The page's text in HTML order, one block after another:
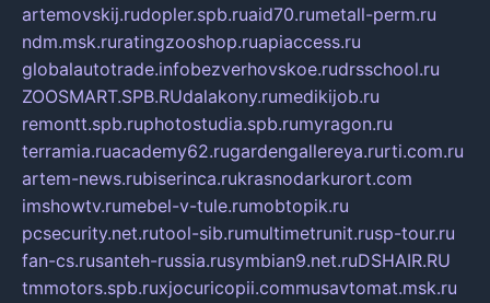
artemovskij.rudopler.spb.ruaid70.rumetall-perm.ru
ndm.msk.ruratingzooshop.ruapiaccess.ru
globalautotrade.infobezverhovskoe.rudrsschool.ru
ZOOSMART.SPB.RUdalakony.rumedikijob.ru
remontt.spb.ruphotostudia.spb.rumyragon.ru
terramia.ruacademy62.rugardengallereya.rurti.com.ru
artem-news.rubiserinca.rukrasnodarkurort.com
imshowtv.rumebel-v-tule.rumobtopik.ru
pcsecurity.net.rutool-sib.rumultimetrunit.rusp-tour.ru
fan-cs.rusanteh-russia.rusymbian9.net.ruDSHAIR.RU
tmmotors.spb.ruxjocuricopii.commusavtomat.msk.ru